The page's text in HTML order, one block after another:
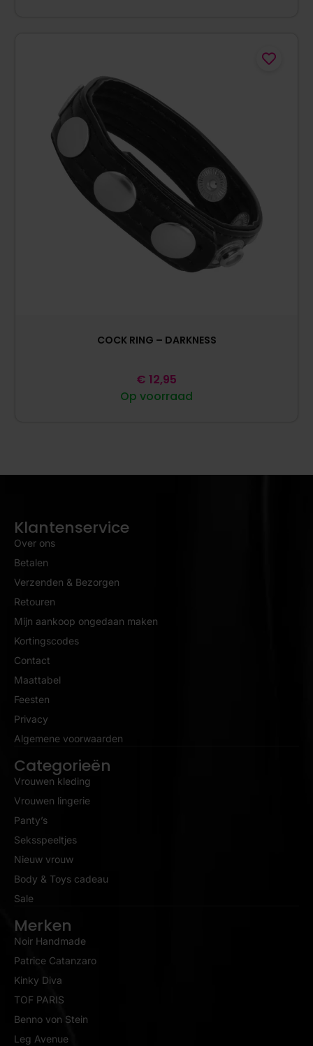
COCK RING – DARKNESS
Op voorraad
€ 12,95
Klantenservice
Over ons
Betalen
Verzenden & Bezorgen
Retouren
Mijn aankoop ongedaan maken
Kortingscodes
Contact
Maattabel
Feesten
Privacy
Algemene voorwaarden
Categorieën
Vrouwen kleding
Vrouwen lingerie
Panty’s
Seksspeeltjes
Nieuw vrouw
Body & Toys cadeau
Sale
Merken
Noir Handmade
Patrice Catanzaro
Kinky Diva
TOF PARIS
Benno von Stein
Leg Avenue